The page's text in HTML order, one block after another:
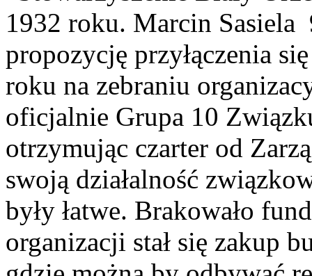
1932 roku. Marcin Sasiela
propozycję przyłączenia
roku na zebraniu
oficjalnie Grupa 10
otrzymując czarter od
swoją działalność
były łatwe. Brakowało
organizacji stał się zakup